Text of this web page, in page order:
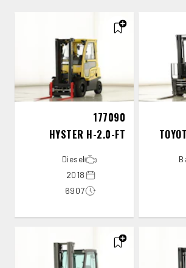
177090
HYSTER H-2.0-FT
Diesel
2018
6907